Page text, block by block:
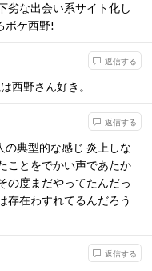
劣な出会い系サイト化し
ボケ西野!
返信する
西野さん好き。
返信する
典型的な感じ 炎上しな
ことをでかい声であたか
の度まだやってたんだっ
存在わすれてるんだろう
返信する